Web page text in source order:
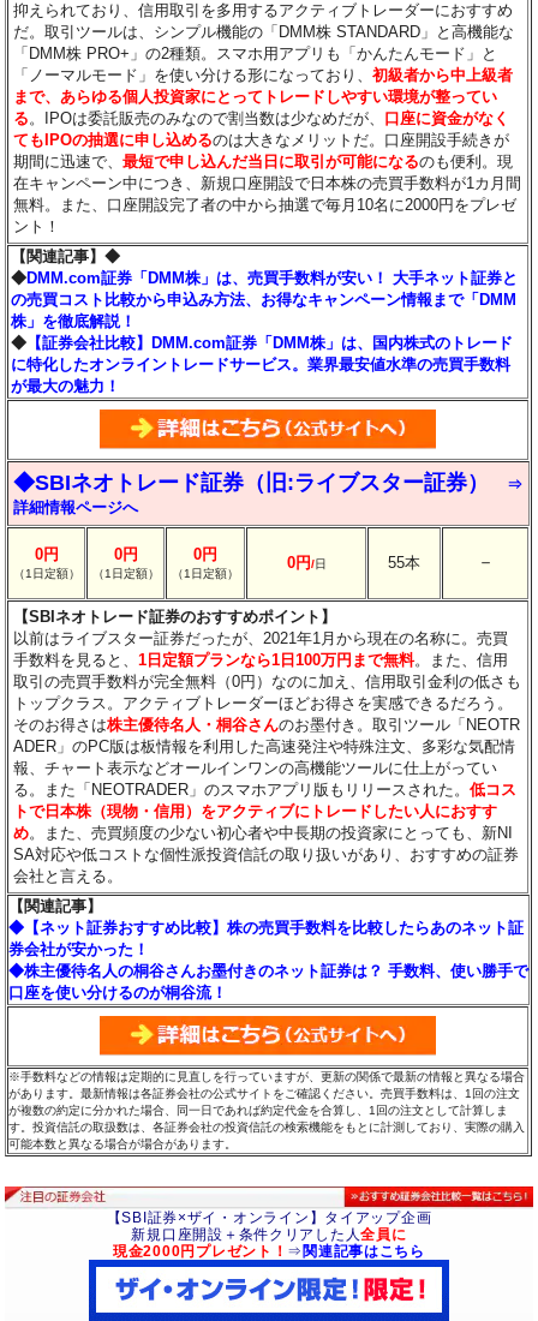
抑えられており、信用取引を多用するアクティブトレーダーにおすすめ
だ。取引ツールは、シンプル機能の「DMM株 STANDARD」と高機能な
「DMM株 PRO+」の2種類。スマホ用アプリも「かんたんモード」と
「ノーマルモード」を使い分ける形になっており、初級者から中上級者
まで、あらゆる個人投資家にとってトレードしやすい環境が整ってい
る 。IPOは委託販売のみなので割当数は少なめだが、 口座に資金がなく
てもIPOの抽選に申し込めるのは大きなメリットだ。口座開設手続きが
期間に迅速で、最短で申し込んだ当日に取引が可能になるのも便利。現
在キャンペーン中につき、新規口座開設で日本株の売買手数料が1カ月間
無料。また、口座開設完了者の中から抽選で毎月10名に2000円をプレゼ
ント！
【関連記事】◆
◆DMM.com証券「DMM株」は、売買手数料が安い！ 大手ネット証券と
の売買コスト比較から申込み方法、お得なキャンペーン情報まで「DMM
株」を徹底解説！
◆ 【証券会社比較】DMM.com証券「DMM株」は、国内株式のトレード
に特化したオンライントレードサービス。業界最安値水準の売買手数料
が最大の魅力！
◆SBIネオトレード証券（旧:ライブスター証券）
⇒
詳細情報ページへ
0円
（1日定額）
0円
（1日定額）
0円
（1日定額）
0円/日 55本 －
【SBIネオトレード証券のおすすめポイント】
以前はライブスター証券だったが、2021年1月から現在の名称に。売買
手数料を見ると、1日定額プランなら1日100万円まで無料。また、信用
取引の売買手数料が完全無料（0円）なのに加え、信用取引金利の低さも
トップクラス。アクティブトレーダーほどお得さを実感できるだろう。
そのお得さは株主優待名人・桐谷さんのお墨付き。取引ツール「NEOTR
ADER」のPC版は板情報を利用した高速発注や特殊注文、多彩な気配情
報、チャート表示などオールインワンの高機能ツールに仕上がってい
る。また「NEOTRADER」のスマホアプリ版もリリースされた。低コス
トで日本株（現物・信用）をアクティブにトレードしたい人におすす
め。また、売買頻度の少ない初心者や中長期の投資家にとっても、新NI
SA対応や低コストな個性派投資信託の取り扱いがあり、おすすめの証券
会社と言える。
【関連記事】
◆【ネット証券おすすめ比較】株の売買手数料を比較したらあのネット証
券会社が安かった！
◆株主優待名人の桐谷さんお墨付きのネット証券は？ 手数料、使い勝手で
口座を使い分けるのが桐谷流！
※手数料などの情報は定期的に見直しを行っていますが、更新の関係で最新の情報と異なる場合
があります。最新情報は各証券会社の公式サイトをご確認ください。売買手数料は、1回の注文
が複数の約定に分かれた場合、同一日であれば約定代金を合算し、1回の注文として計算しま
す。投資信託の取扱数は、各証券会社の投資信託の検索機能をもとに計測しており、実際の購入
可能本数と異なる場合が場合があります。
【SBI証券×ザイ・オンライン】タイアップ企画
新規口座開設＋条件クリアした人全員に
現金2000円プレゼント！ ⇒ 関連記事はこちら